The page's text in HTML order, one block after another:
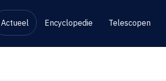
Actueel Encyclopedie Telescopen